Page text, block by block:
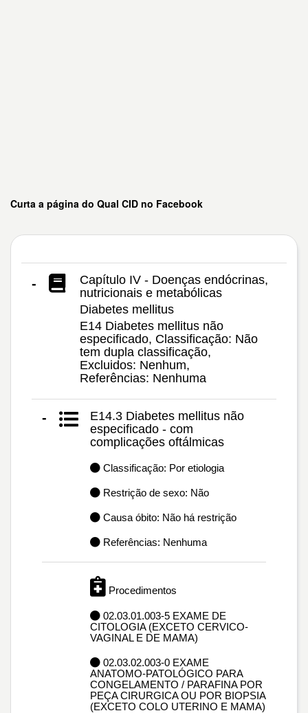
Curta a página do Qual CID no Facebook
-
Capítulo IV - Doenças endócrinas,
nutricionais e metabólicas
Diabetes mellitus
E14 Diabetes mellitus não
especificado, Classificação: Não
tem dupla classificação,
Excluidos: Nenhum,
Referências: Nenhuma
-
E14.3 Diabetes mellitus não
especificado - com
complicações oftálmicas
Classificação: Por etiologia
Restrição de sexo: Não
Causa óbito: Não há restrição
Referências: Nenhuma
Procedimentos
02.03.01.003-5 EXAME DE
CITOLOGIA (EXCETO CERVICO-
VAGINAL E DE MAMA)
02.03.02.003-0 EXAME
ANATOMO-PATOLÓGICO PARA
CONGELAMENTO / PARAFINA POR
PEÇA CIRURGICA OU POR BIOPSIA
(EXCETO COLO UTERINO E MAMA)